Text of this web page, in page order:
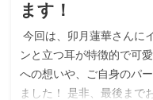
ます！
今回は、卯月蓮華さんに
ンと立つ耳が特徴的で可
への想いや、ご自身のパ
ました！ 是非、最後まで